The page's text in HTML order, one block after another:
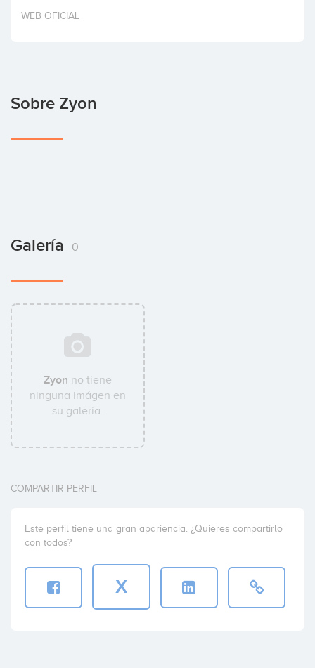
Invertir
WEB OFICIAL
Sobre Zyon
Galería 0
Zyon no tiene
ninguna imágen en
su galería.
COMPARTIR PERFIL
Este perfil tiene una gran apariencia. ¿Quieres compartirlo
con todos?
X